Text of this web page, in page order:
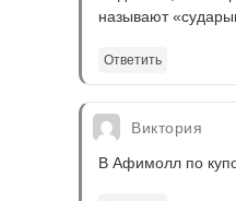
называют
Ответить
Виктория
В Афимолл по